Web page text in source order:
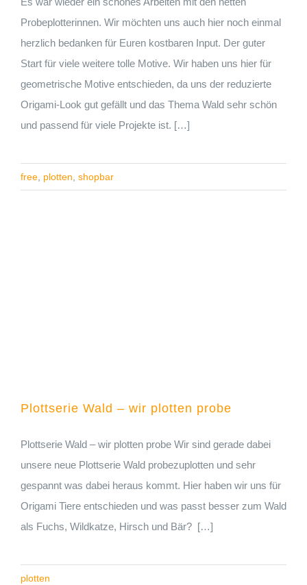
Probeplotterinnen. Wir möchten uns auch hier noch einmal
herzlich bedanken für Euren kostbaren Input. Der guter
Start für viele weitere tolle Motive. Wir haben uns hier für
geometrische Motive entschieden, da uns der reduzierte
Origami-Look gut gefällt und das Thema Wald sehr schön
und passend für viele Projekte ist. […]
free, plotten, shopbar
Plottserie Wald – wir plotten probe
Plottserie Wald – wir plotten probe Wir sind gerade dabei
unsere neue Plottserie Wald probezuplotten und sehr
gespannt was dabei heraus kommt. Hier haben wir uns für
Origami Tiere entschieden und was passt besser zum Wald
als Fuchs, Wildkatze, Hirsch und Bär? […]
plotten